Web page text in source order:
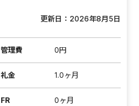
更新日： 2026年8月5日
管理費 0円
礼金 1.0ヶ月
FR 0ヶ月